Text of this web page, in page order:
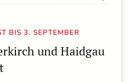
BIS 3. SEPTEMBER
und Haidgau